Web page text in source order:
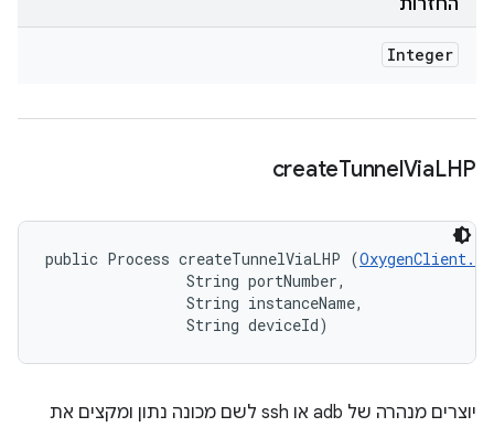
החזרות
Integer
createTunnelViaLHP
public Process createTunnelViaLHP (
                String portNumber,
                String instanceName,
                String deviceId)
יוצרים מנהרה של adb או ssh לשם מכונה נתון ומקצים את